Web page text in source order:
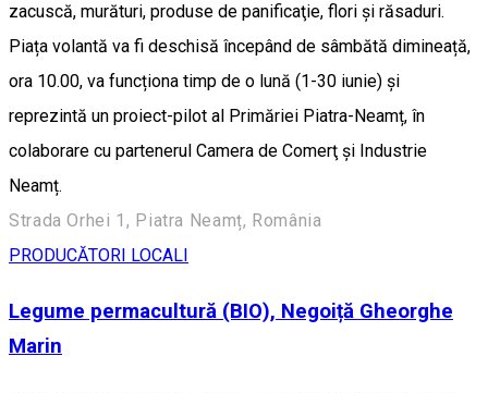
zacuscă, murături, produse de panificaţie, flori şi răsaduri.
Piața volantă va fi deschisă începând de sâmbătă dimineață,
ora 10.00, va funcționa timp de o lună (1-30 iunie) și
reprezintă un proiect-pilot al Primăriei Piatra-Neamț, în
colaborare cu partenerul Camera de Comerţ şi Industrie
Neamț.
Strada Orhei 1, Piatra Neamț, România
PRODUCĂTORI LOCALI
Legume permacultură (BIO), Negoiță Gheorghe
Marin